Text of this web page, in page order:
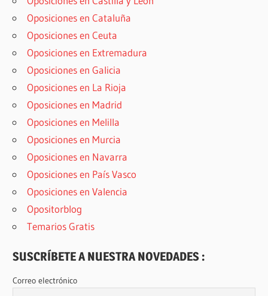
Oposiciones en Cataluña
Oposiciones en Ceuta
Oposiciones en Extremadura
Oposiciones en Galicia
Oposiciones en La Rioja
Oposiciones en Madrid
Oposiciones en Melilla
Oposiciones en Murcia
Oposiciones en Navarra
Oposiciones en País Vasco
Oposiciones en Valencia
Opositorblog
Temarios Gratis
SUSCRÍBETE A NUESTRA NOVEDADES :
Correo electrónico